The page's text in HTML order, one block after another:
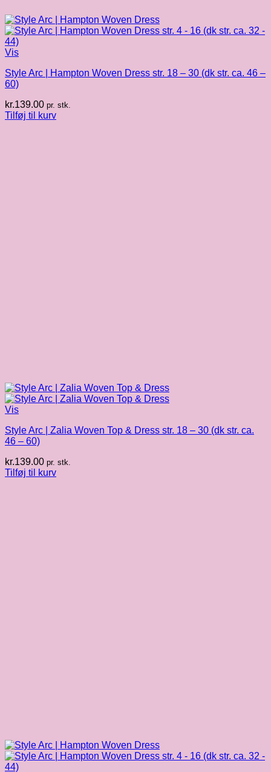
Vis
Style Arc | Hampton Woven Dress str. 18 – 30 (dk str. ca. 46 –
60)
kr.139.00 pr. stk.
Tilføj til kurv
Vis
Style Arc | Zalia Woven Top & Dress str. 18 – 30 (dk str. ca.
46 – 60)
kr.139.00 pr. stk.
Tilføj til kurv